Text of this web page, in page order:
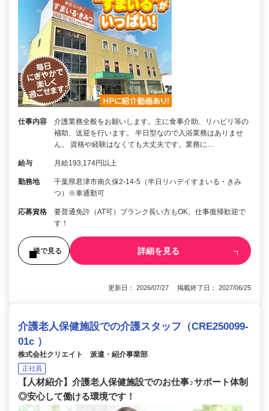
仕事内容
介護業務全般をお願いします。主に食事介助、リハビリ等の
補助、送迎を行います。 半日型なので入浴業務はありませ
ん。 資格や経験はなくても大丈夫です。業務に…
給与 月給193,174円以上
勤務地
千葉県君津市南久保2-14-5（半日リハデイすまいる・きみ
つ）※車通勤可
応募資格
要普通免許（AT可）ブランク長い方もOK、仕事復帰歓迎で
す！
後で見る 詳細を見る
更新日： 2026/07/27 掲載終了日： 2027/06/25
介護老人保健施設での介護スタッフ（CRE250099-
01c ）
株式会社クリエイト 派遣・紹介事業部
正社員
【人材紹介】介護老人保健施設でのお仕事♪サポート体制
◎安心して働ける環境です！